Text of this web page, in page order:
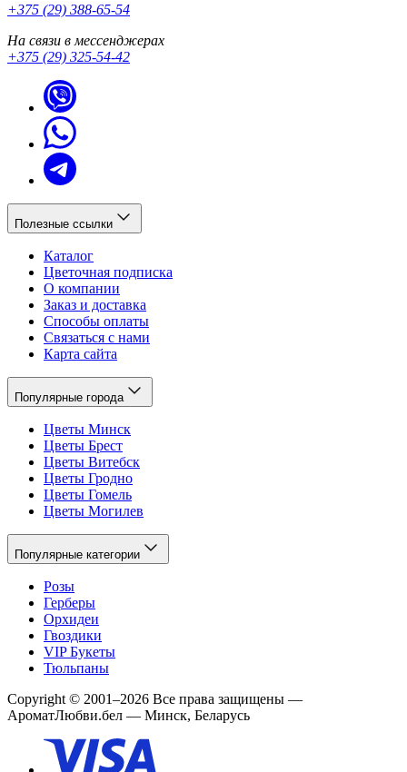
+375 (29) 388-65-54
На связи в мессенджерах
+375 (29) 325-54-42
Полезные ссылки
Каталог
Цветочная подписка
О компании
Заказ и доставка
Способы оплаты
Связаться с нами
Карта сайта
Популярные города
Цветы Минск
Цветы Брест
Цветы Витебск
Цветы Гродно
Цветы Гомель
Цветы Могилев
Популярные категории
Розы
Герберы
Орхидеи
Гвоздики
VIP Букеты
Тюльпаны
Copyright © 2001–2026 Все права защищены —
АроматЛюбви.бел — Минск, Беларусь